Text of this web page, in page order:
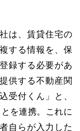
は、賃貸住宅の
する情報を、保
録する必要があ
供する不動産関
受付くん」と、
を連携。これに
自らが入力した